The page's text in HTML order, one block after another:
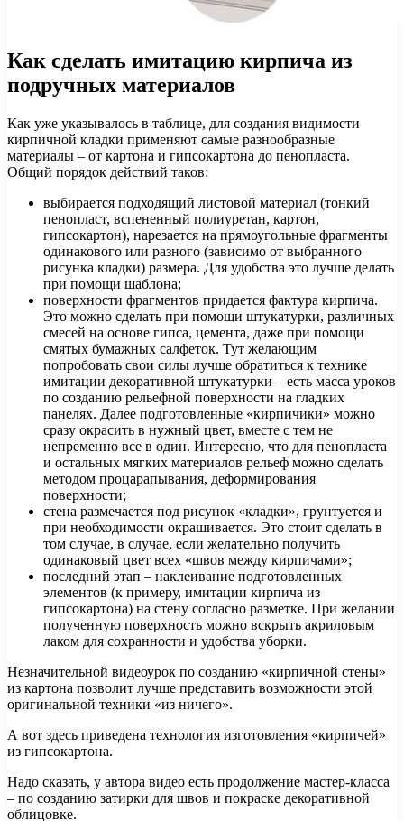
Как сделать имитацию кирпича из
подручных материалов
Как уже указывалось в таблице, для создания видимости
кирпичной кладки применяют самые разнообразные
материалы – от картона и гипсокартона до пенопласта.
Общий порядок действий таков:
выбирается подходящий листовой материал (тонкий
пенопласт, вспененный полиуретан, картон,
гипсокартон), нарезается на прямоугольные фрагменты
одинакового или разного (зависимо от выбранного
рисунка кладки) размера. Для удобства это лучше делать
при помощи шаблона;
поверхности фрагментов придается фактура кирпича.
Это можно сделать при помощи штукатурки, различных
смесей на основе гипса, цемента, даже при помощи
смятых бумажных салфеток. Тут желающим
попробовать свои силы лучше обратиться к технике
имитации декоративной штукатурки – есть масса уроков
по созданию рельефной поверхности на гладких
панелях. Далее подготовленные «кирпичики» можно
сразу окрасить в нужный цвет, вместе с тем не
непременно все в один. Интересно, что для пенопласта
и остальных мягких материалов рельеф можно сделать
методом процарапывания, деформирования
поверхности;
стена размечается под рисунок «кладки», грунтуется и
при необходимости окрашивается. Это стоит сделать в
том случае, в случае, если желательно получить
одинаковый цвет всех «швов между кирпичами»;
последний этап – наклеивание подготовленных
элементов (к примеру, имитации кирпича из
гипсокартона) на стену согласно разметке. При желании
полученную поверхность можно вскрыть акриловым
лаком для сохранности и удобства уборки.
Незначительной видеоурок по созданию «кирпичной стены»
из картона позволит лучше представить возможности этой
оригинальной техники «из ничего».
А вот здесь приведена технология изготовления «кирпичей»
из гипсокартона.
Надо сказать, у автора видео есть продолжение мастер-класса
– по созданию затирки для швов и покраске декоративной
облицовке.